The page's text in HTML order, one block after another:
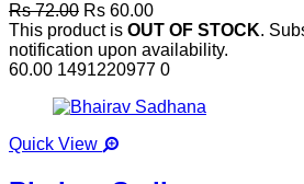
Rs 72.00 Rs 60.00
This product is OUT OF STOCK.
notification upon availability.
60.00 1491220977 0
Quick View